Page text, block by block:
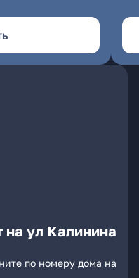
на ул Калинина
по номеру дома на